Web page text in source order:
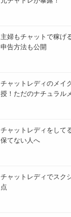
主婦もチャットで稼げ
申告方法も公開
チャットレディのメイ
授！ただのナチュラル
チャットレディをして
保てない人へ
チャットレディでスク
点